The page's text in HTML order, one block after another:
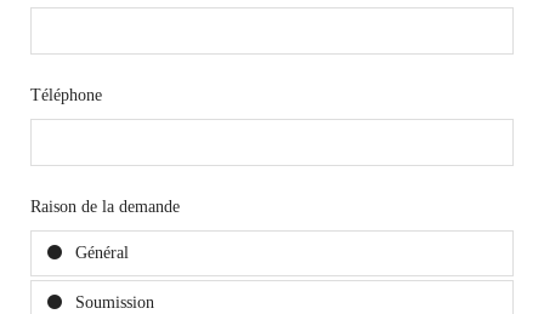
Téléphone
Raison de la demande
Général
Soumission